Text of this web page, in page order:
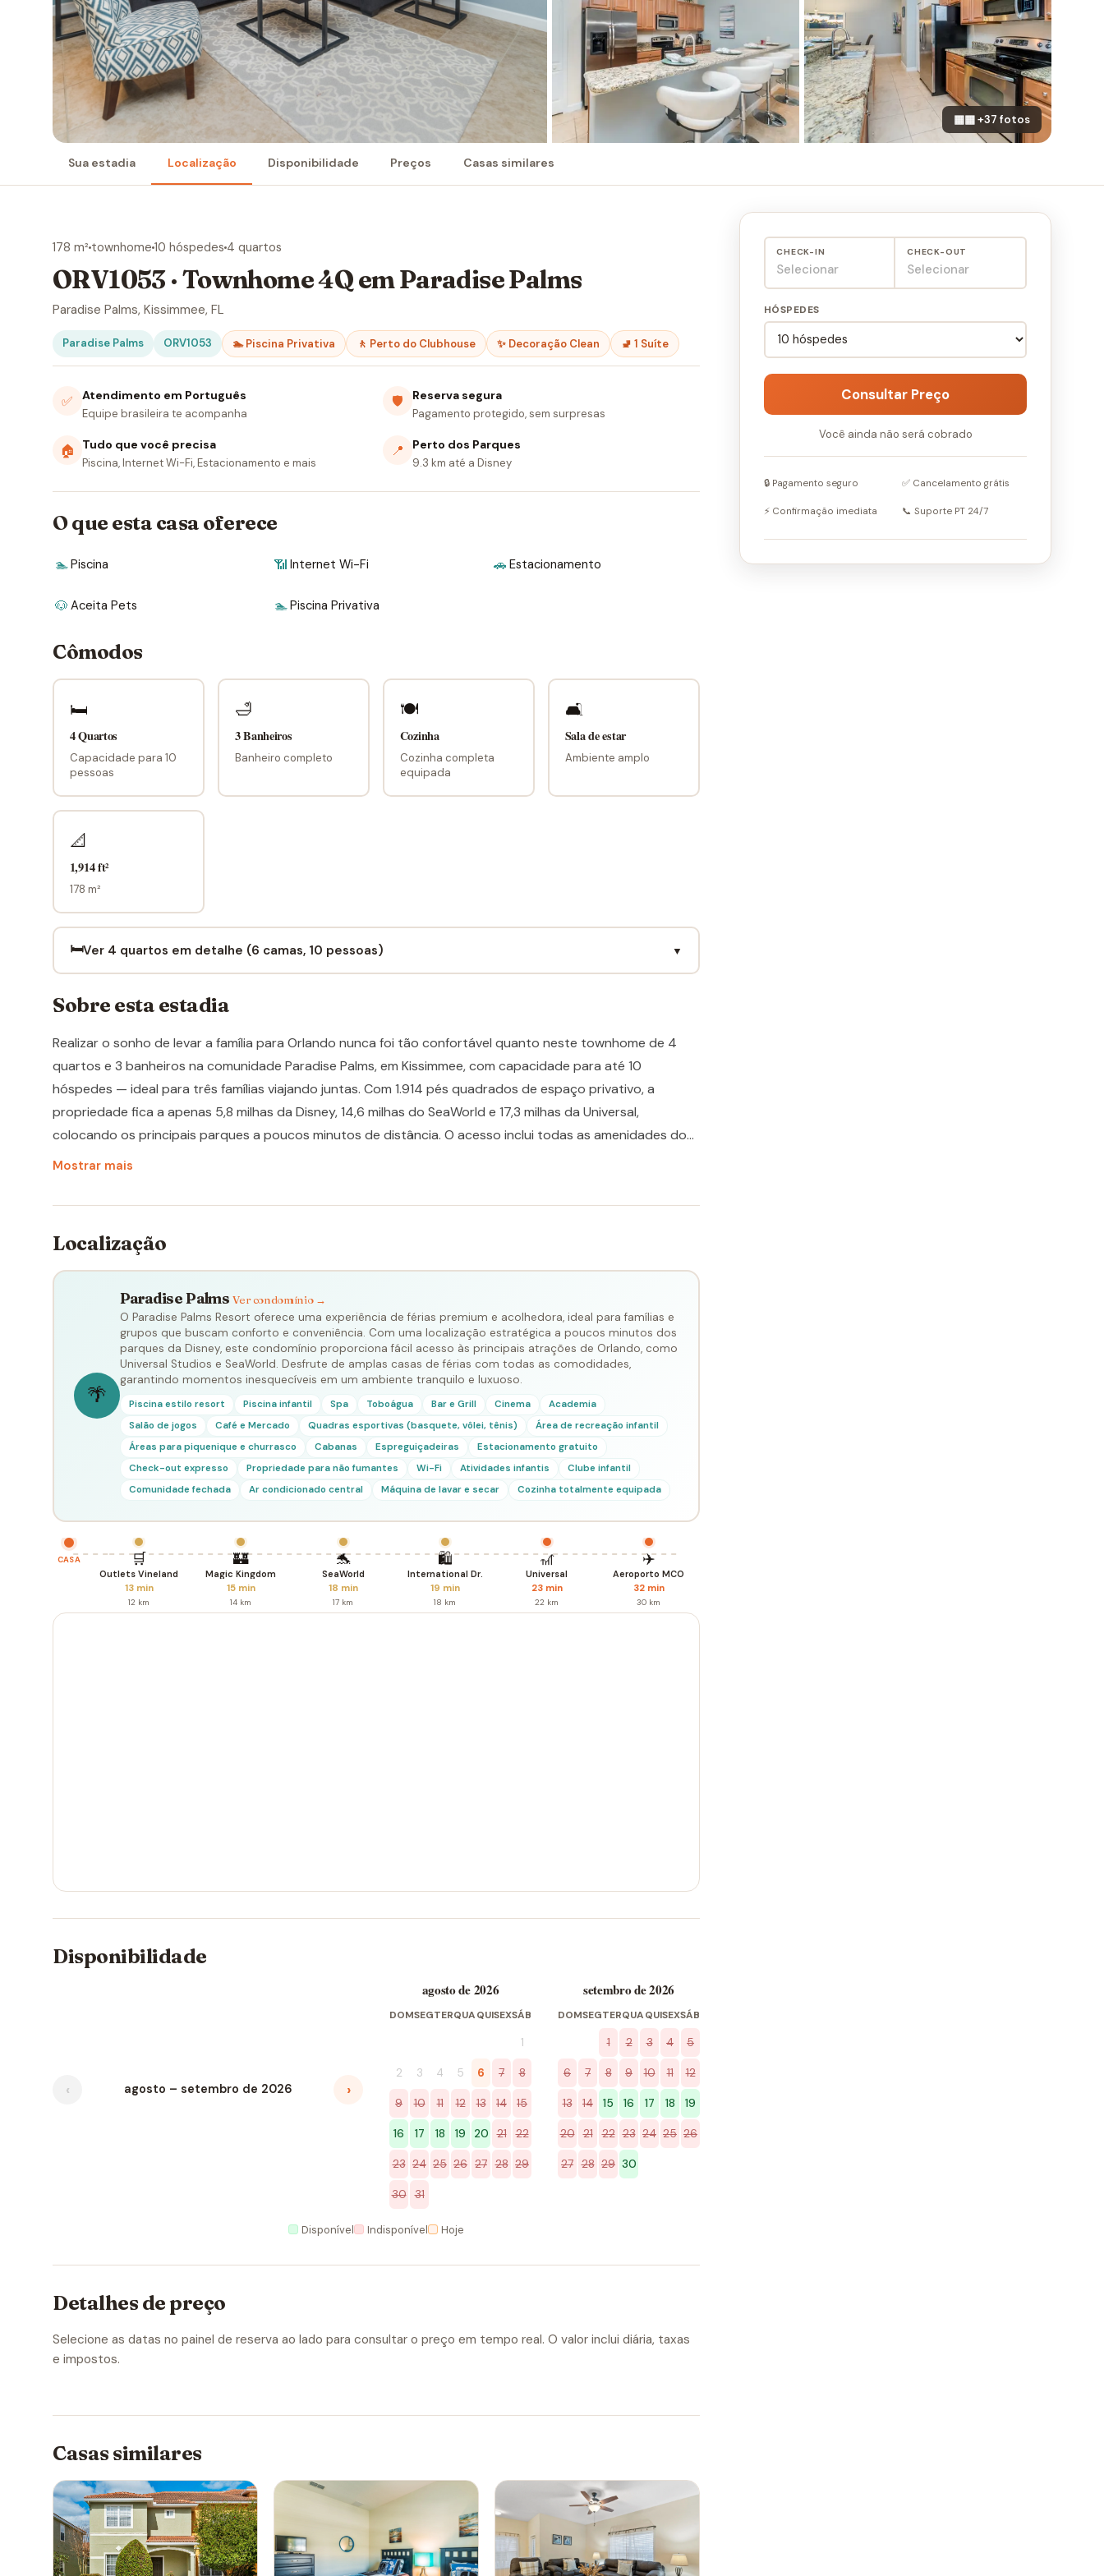
▦▦ +37 fotos
Sua estadia Localização Disponibilidade Preços Casas similares
178 m² townhome 10 hóspedes 4 quartos
ORV1053 · Townhome 4Q em Paradise Palms
Paradise Palms, Kissimmee, FL
Paradise Palms ORV1053 🏊 Piscina Privativa 🚶 Perto do Clubhouse ✨ Decoração Clean 🚽 1 Suíte
✅ Atendimento em Português
Equipe brasileira te acompanha
🛡 Reserva segura
Pagamento protegido, sem surpresas
🏠 Tudo que você precisa
Piscina, Internet Wi-Fi, Estacionamento e mais
📍 Perto dos Parques
9.3 km até a Disney
O que esta casa oferece
🏊Piscina 📶 Internet Wi-Fi 🚗 Estacionamento
🐶 Aceita Pets 🏊Piscina Privativa
Cômodos
🛏
4 Quartos
Capacidade para 10
pessoas
🛁
3 Banheiros
Banheiro completo
🍽
Cozinha
Cozinha completa
equipada
🛋
Sala de estar
Ambiente amplo
📐
1,914 ft²
178 m²
🛏️Ver 4 quartos em detalhe (6 camas, 10 pessoas) ▼
Sobre esta estadia
Realizar o sonho de levar a família para Orlando nunca foi tão confortável quanto neste townhome de 4
quartos e 3 banheiros na comunidade Paradise Palms, em Kissimmee, com capacidade para até 10
hóspedes — ideal para três famílias viajando juntas. Com 1.914 pés quadrados de espaço privativo, a
propriedade fica a apenas 5,8 milhas da Disney, 14,6 milhas do SeaWorld e 17,3 milhas da Universal,
colocando os principais parques a poucos minutos de distância. O acesso inclui todas as amenidades do
clube da comunidade, tornando a estadia ainda mais completa dentro e fora dos parques. Paradise Palms
segurança e localização privilegiada para quem busca o melhor de Orlando.
Mostrar mais
Localização
🌴
Paradise PalmsVer condomínio →
O Paradise Palms Resort oferece uma experiência de férias premium e acolhedora, ideal para famílias e
grupos que buscam conforto e conveniência. Com uma localização estratégica a poucos minutos dos
parques da Disney, este condomínio proporciona fácil acesso às principais atrações de Orlando, como
Universal Studios e SeaWorld. Desfrute de amplas casas de férias com todas as comodidades,
garantindo momentos inesquecíveis em um ambiente tranquilo e luxuoso.
Piscina estilo resort Piscina infantil Spa Toboágua Bar e Grill Cinema
Academia
Salão de jogos
Café e Mercado Quadras esportivas (basquete, vôlei, tênis)
Área de recreação infantil
Áreas para piquenique e churrasco
Cabanas Espreguiçadeiras
Estacionamento gratuito
Check-out expresso
Propriedade para não fumantes Wi-Fi Atividades infantis
Clube infantil
Comunidade fechada
Ar condicionado central Máquina de lavar e secar Cozinha totalmente equipada
CASA 🛒
Outlets Vineland
13 min
12 km
🏰
Magic Kingdom
15 min
14 km
🐬
SeaWorld
18 min
17 km
🛍️
International Dr.
19 min
18 km
🎢
Universal
23 min
22 km
✈️
Aeroporto MCO
32 min
30 km
Disponibilidade
‹ agosto – setembro de 2026 ›
agosto de 2026
DOMSEGTERQUAQUISEXSÁB
1
2 3 4 5 6 7 8
9 10 11 12 13 14 15
16 17 18 19 20 21 22
23 24 25 26 27 28 29
30 31
setembro de 2026
DOMSEGTERQUAQUISEXSÁB
1 2 3 4 5
6 7 8 9 10 11 12
13 14 15 16 17 18 19
20 21 22 23 24 25 26
27 28 29 30
Disponível Indisponível Hoje
Detalhes de preço
Selecione as datas no painel de reserva ao lado para consultar o preço em tempo real. O valor inclui diária, taxas
e impostos.
Casas similares
CHECK-IN
Selecionar
CHECK-OUT
Selecionar
HÓSPEDES
Consultar Preço
Você ainda não será cobrado
🔒 Pagamento seguro ✅ Cancelamento grátis
⚡ Confirmação imediata 📞 Suporte PT 24/7